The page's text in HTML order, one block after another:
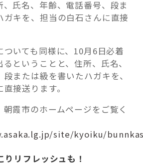
、氏名、年齢、電話番号、段ま
ガキを、担当の白石さんに直接
ついても同様に、10月6日必着
ということと、住所、氏名、
または級を書いたハガキを、
接送ります。
霞市のホームページをご覧く
site/kyoiku/
りリフレッシュも！